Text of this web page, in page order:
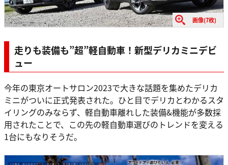
画像(7枚)
走りも装備も”超”軽自動車！新型デリカミニデビ
ュー
今年の東京オートサロン2023で大きな話題を集めたデリカ
ミニがついに正式発表された。ひと目でデリカとわかるスタ
イリングのみならず、軽自動車離れした装備&機能が多数採
用されたことで、この先の軽自動車選びのトレンドを変える
1台にもなりそうだ。